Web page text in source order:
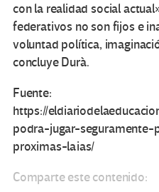
con la realidad social
federativos no son fijos e
voluntad política,
concluye Durà.
Fuente:
https://
podra-jugar-
proximas-laias/
Comparte este contenido: